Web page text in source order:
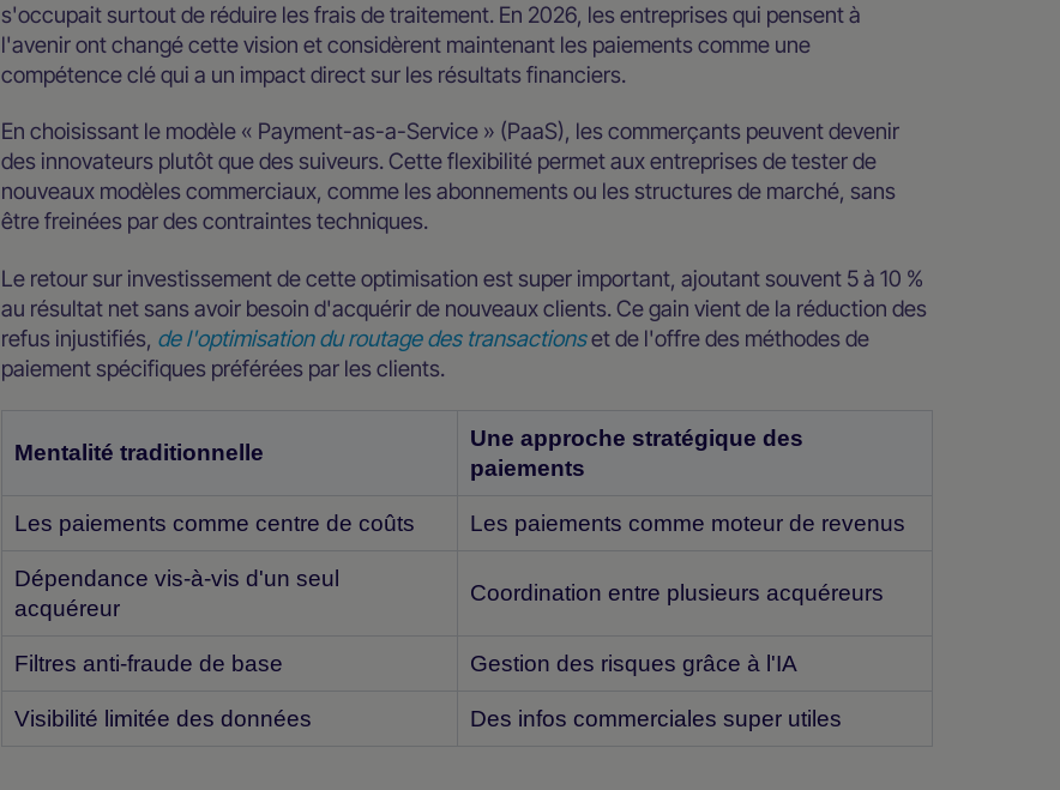
s'occupait surtout de réduire les frais de traitement. En 2026, les entreprises qui pensent à
l'avenir ont changé cette vision et considèrent maintenant les paiements comme une
compétence clé qui a un impact direct sur les résultats financiers.
En choisissant le modèle « Payment-as-a-Service » (PaaS), les commerçants peuvent devenir
des innovateurs plutôt que des suiveurs. Cette flexibilité permet aux entreprises de tester de
nouveaux modèles commerciaux, comme les abonnements ou les structures de marché, sans
être freinées par des contraintes techniques.
Le retour sur investissement de cette optimisation est super important, ajoutant souvent 5 à 10 %
au résultat net sans avoir besoin d'acquérir de nouveaux clients. Ce gain vient de la réduction des
refus injustifiés, de l'optimisation du routage des transactionset de l'offre des méthodes de
paiement spécifiques préférées par les clients.
Mentalité traditionnelle
Une approche stratégique des
paiements
Les paiements comme centre de coûts Les paiements comme moteur de revenus
Dépendance vis-à-vis d'un seul
acquéreur
Coordination entre plusieurs acquéreurs
Filtres anti-fraude de base Gestion des risques grâce à l'IA
Visibilité limitée des données Des infos commerciales super utiles